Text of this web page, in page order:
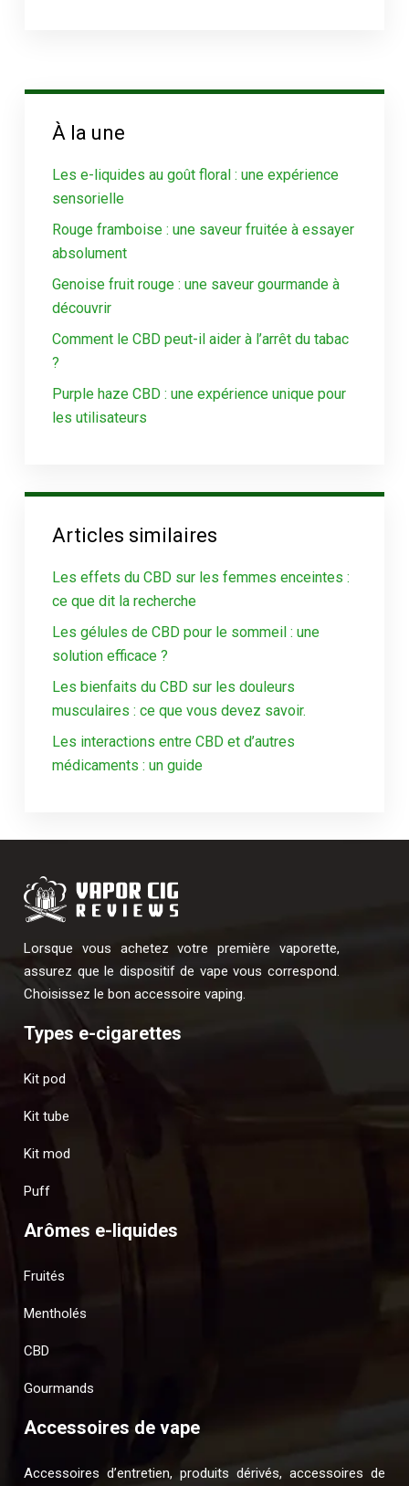
À la une
Les e-liquides au goût floral : une expérience
sensorielle
Rouge framboise : une saveur fruitée à essayer
absolument
Genoise fruit rouge : une saveur gourmande à
découvrir
Comment le CBD peut-il aider à l’arrêt du tabac
?
Purple haze CBD : une expérience unique pour
les utilisateurs
Articles similaires
Les effets du CBD sur les femmes enceintes :
ce que dit la recherche
Les gélules de CBD pour le sommeil : une
solution efficace ?
Les bienfaits du CBD sur les douleurs
musculaires : ce que vous devez savoir.
Les interactions entre CBD et d’autres
médicaments : un guide
Lorsque vous achetez votre première vaporette,
assurez que le dispositif de vape vous correspond.
Choisissez le bon accessoire vaping.
Types e-cigarettes
Kit pod
Kit tube
Kit mod
Puff
Arômes e-liquides
Fruités
Mentholés
CBD
Gourmands
Accessoires de vape
Accessoires d’entretien, produits dérivés, accessoires de